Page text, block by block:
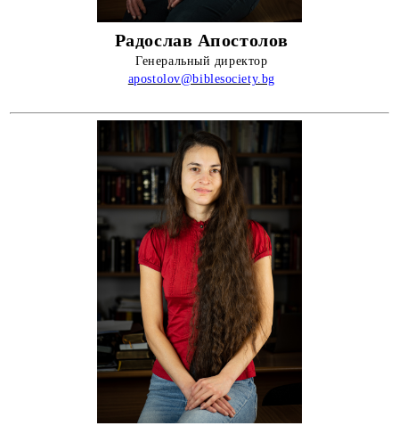
Радослав Апостолов
Генеральный директор
apostolov@biblesociety.bg